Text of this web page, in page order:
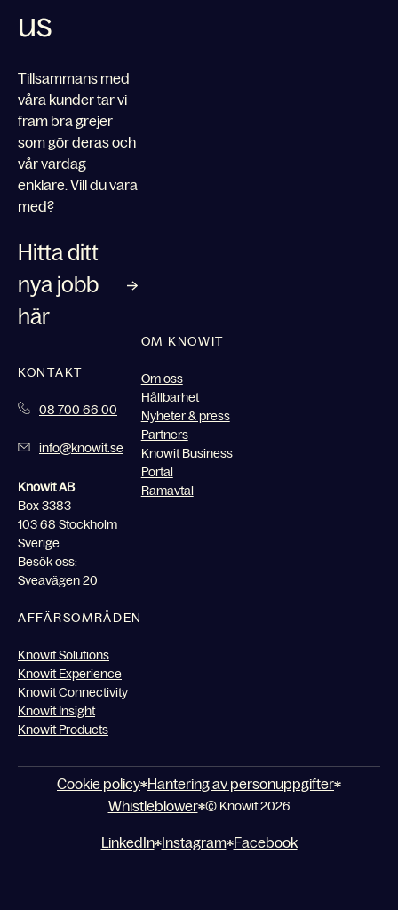
us
Tillsammans med
våra kunder tar vi
fram bra grejer
som gör deras och
vår vardag
enklare. Vill du vara
med?
Hitta ditt
nya jobb
här
KONTAKT
08 700 66 00
info@knowit.se
Knowit AB
Box 3383
103 68 Stockholm
Sverige
Besök oss:
Sveavägen 20
OM KNOWIT
Om oss
Hållbarhet
Nyheter & press
Partners
Knowit Business
Portal
Ramavtal
AFFÄRSOMRÅDEN
Knowit Solutions
Knowit Experience
Knowit Connectivity
Knowit Insight
Knowit Products
Cookie policy Hantering av personuppgifter
Whistleblower © Knowit 2026
LinkedIn Instagram Facebook